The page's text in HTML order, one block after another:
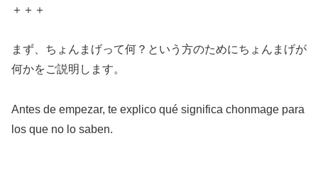
＋＋＋
まず、ちょんまげって何？という方のためにちょんまげが
何かをご説明します。
Antes de empezar, te explico qué significa chonmage para
los que no lo saben.